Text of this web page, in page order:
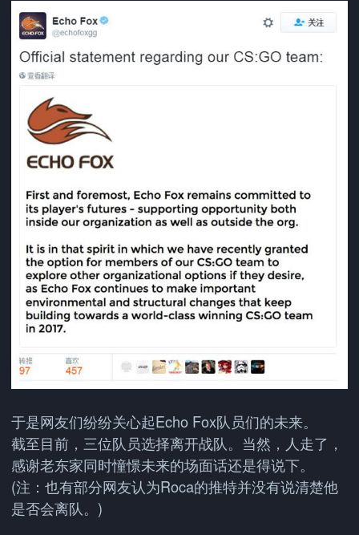
于是网友们纷纷关心起Echo Fox队员们的未来。
截至目前，三位队员选择离开战队。当然，人走了，
感谢老东家同时憧憬未来的场面话还是得说下。
(注：也有部分网友认为Roca的推特并没有说清楚他
是否会离队。)